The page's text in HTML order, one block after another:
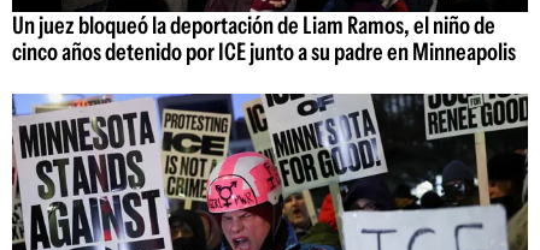
Un juez bloqueó la deportación de Liam Ramos, el niño de
cinco años detenido por ICE junto a su padre en Minneapolis